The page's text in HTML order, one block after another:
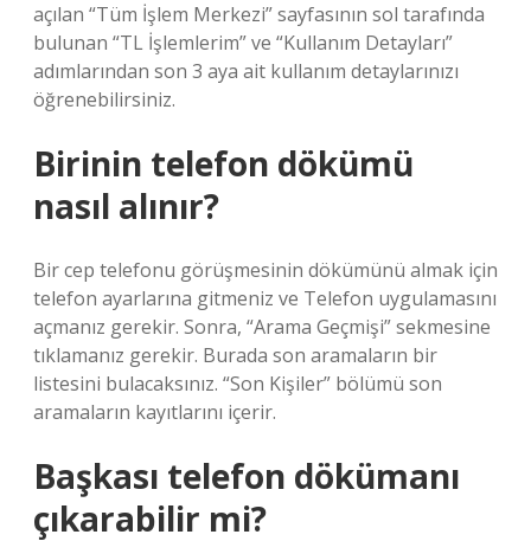
açılan “Tüm İşlem Merkezi” sayfasının sol tarafında
bulunan “TL İşlemlerim” ve “Kullanım Detayları”
adımlarından son 3 aya ait kullanım detaylarınızı
öğrenebilirsiniz.
Birinin telefon dökümü
nasıl alınır?
Bir cep telefonu görüşmesinin dökümünü almak için
telefon ayarlarına gitmeniz ve Telefon uygulamasını
açmanız gerekir. Sonra, “Arama Geçmişi” sekmesine
tıklamanız gerekir. Burada son aramaların bir
listesini bulacaksınız. “Son Kişiler” bölümü son
aramaların kayıtlarını içerir.
Başkası telefon dökümanı
çıkarabilir mi?